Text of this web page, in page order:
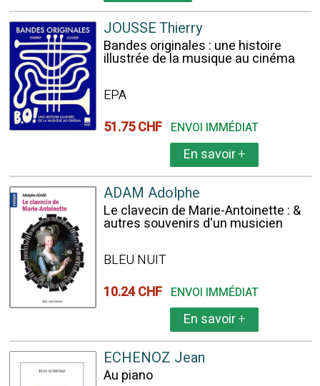
JOUSSE Thierry
Bandes originales : une histoire
illustrée de la musique au cinéma
EPA
51.75 CHF ENVOI IMMÉDIAT
En savoir+
ADAM Adolphe
Le clavecin de Marie-Antoinette : &
autres souvenirs d'un musicien
BLEU NUIT
10.24 CHF ENVOI IMMÉDIAT
En savoir+
ECHENOZ Jean
Au piano